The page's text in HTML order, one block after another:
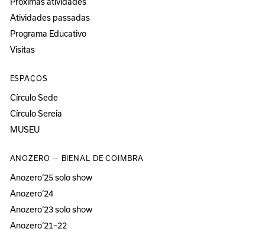
Próximas atividades
Atividades passadas
Programa Educativo
Visitas
ESPAÇOS
Círculo Sede
Círculo Sereia
MUSEU
ANOZERO — BIENAL DE COIMBRA
Anozero‘25 solo show
Anozero‘24
Anozero‘23 solo show
Anozero‘21–22